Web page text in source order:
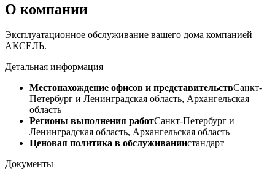
О компании
Эксплуатационное обслуживание вашего дома компанией
АКСЕЛЬ.
Детальная информация
Местонахождение офисов и представительствСанкт-
Петербург и Ленинградская область, Архангельская
область
Регионы выполнения работСанкт-Петербург и
Ленинградская область, Архангельская область
Ценовая политика в обслуживаниистандарт
Документы